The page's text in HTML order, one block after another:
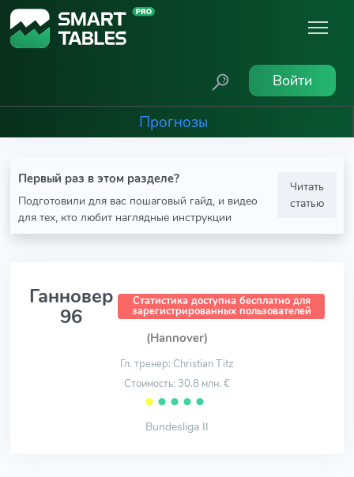
Войти
Прогнозы
Первый раз в этом разделе?
Подготовили для вас пошаговый гайд, и видео
для тех, кто любит наглядные инструкции
Читать
статью
Ганновер
96
Статистика доступна бесплатно для
зарегистрированных пользователей
(Hannover)
Гл. тренер: Christian Titz
Стоимость: 30.8 млн. €
⬤ ⬤ ⬤ ⬤ ⬤
Bundesliga II